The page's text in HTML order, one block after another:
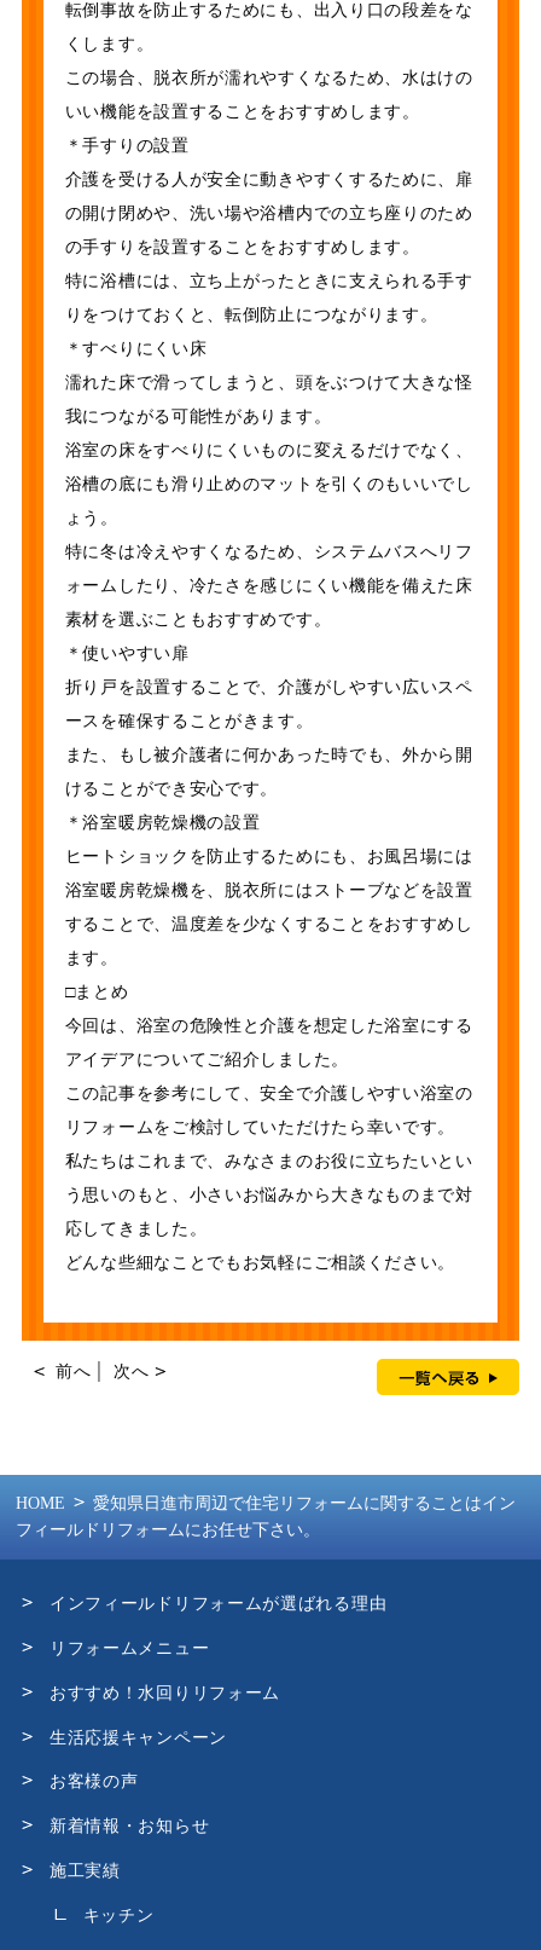
転倒事故を防止するためにも、出入り口の段差をな
くします。
この場合、脱衣所が濡れやすくなるため、水はけの
いい機能を設置することをおすすめします。
＊手すりの設置
介護を受ける人が安全に動きやすくするために、扉
の開け閉めや、洗い場や浴槽内での立ち座りのため
の手すりを設置することをおすすめします。
特に浴槽には、立ち上がったときに支えられる手す
りをつけておくと、転倒防止につながります。
＊すべりにくい床
濡れた床で滑ってしまうと、頭をぶつけて大きな怪
我につながる可能性があります。
浴室の床をすべりにくいものに変えるだけでなく、
浴槽の底にも滑り止めのマットを引くのもいいでし
ょう。
特に冬は冷えやすくなるため、システムバスへリフ
ォームしたり、冷たさを感じにくい機能を備えた床
素材を選ぶこともおすすめです。
＊使いやすい扉
折り戸を設置することで、介護がしやすい広いスペ
ースを確保することがきます。
また、もし被介護者に何かあった時でも、外から開
けることができ安心です。
＊浴室暖房乾燥機の設置
ヒートショックを防止するためにも、お風呂場には
浴室暖房乾燥機を、脱衣所にはストーブなどを設置
することで、温度差を少なくすることをおすすめし
ます。
□まとめ
今回は、浴室の危険性と介護を想定した浴室にする
アイデアについてご紹介しました。
この記事を参考にして、安全で介護しやすい浴室の
リフォームをご検討していただけたら幸いです。
私たちはこれまで、みなさまのお役に立ちたいとい
う思いのもと、小さいお悩みから大きなものまで対
応してきました。
どんな些細なことでもお気軽にご相談ください。
前へ 次へ
HOME
愛知県日進市周辺で住宅リフォームに関することはイン
フィールドリフォームにお任せ下さい。
インフィールドリフォームが選ばれる理由
リフォームメニュー
おすすめ！水回りリフォーム
生活応援キャンペーン
お客様の声
新着情報・お知らせ
施工実績
キッチン